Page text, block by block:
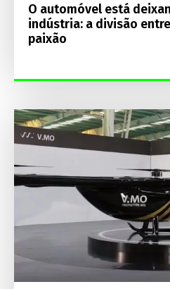
O automóvel está
indústria: a divisão
paixão